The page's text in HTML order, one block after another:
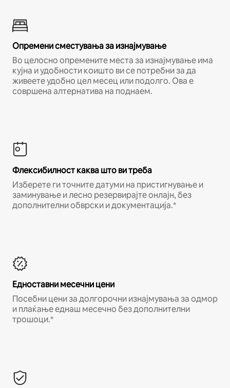
Опремени сместувања за изнајмување
Во целосно опремените места за изнајмување има
кујна и удобности коишто ви се потребни за да
живеете удобно цел месец или подолго. Ова е
совршена алтернатива на поднаем.
Флексибилност каква што ви треба
Изберете ги точните датуми на пристигнување и
заминување и лесно резервирајте онлајн, без
дополнителни обврски и документација.*
Едноставни месечни цени
Посебни цени за долгорочни изнајмувања за одмор
и плаќање еднаш месечно без дополнителни
трошоци.*